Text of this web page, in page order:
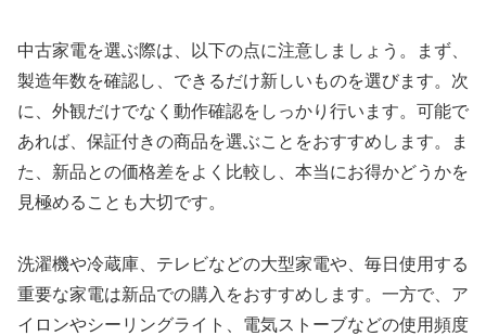
中古家電を選ぶ際は、以下の点に注意しましょう。まず、
製造年数を確認し、できるだけ新しいものを選びます。次
に、外観だけでなく動作確認をしっかり行います。可能で
あれば、保証付きの商品を選ぶことをおすすめします。ま
た、新品との価格差をよく比較し、本当にお得かどうかを
見極めることも大切です。
洗濯機や冷蔵庫、テレビなどの大型家電や、毎日使用する
重要な家電は新品での購入をおすすめします。一方で、ア
イロンやシーリングライト、電気ストーブなどの使用頻度